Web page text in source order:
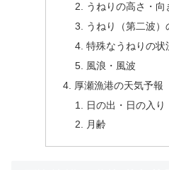
うねりの高さ・向
うねり（第二波）
特殊なうねりの状
風浪・風波
厚瀬漁港の天気予報
日の出・日の入り
月齢